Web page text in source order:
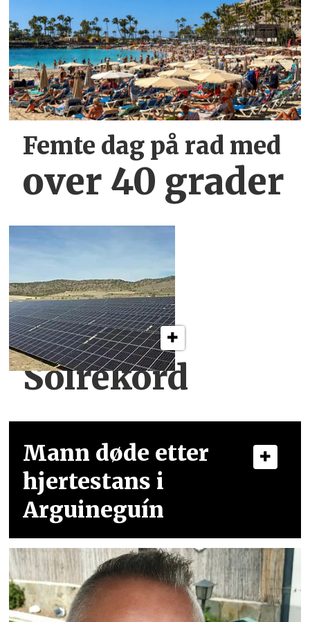
Femte dag på rad med
over 40 grader
Solrekord
Mann døde etter
hjertestans i
Arguineguín